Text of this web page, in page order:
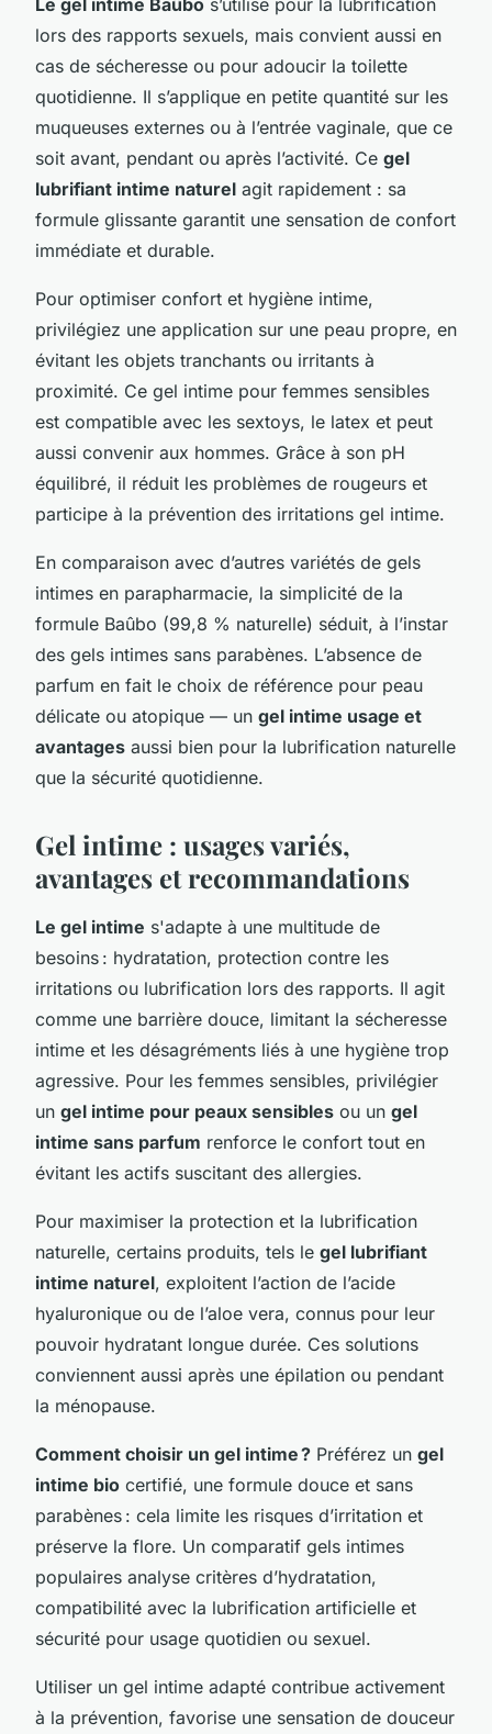
lors des rapports sexuels, mais convient aussi en
cas de sécheresse ou pour adoucir la toilette
quotidienne. Il s’applique en petite quantité sur les
muqueuses externes ou à l’entrée vaginale, que ce
soit avant, pendant ou après l’activité. Ce gel
lubrifiant intime naturel agit rapidement : sa
formule glissante garantit une sensation de confort
immédiate et durable.
Pour optimiser confort et hygiène intime,
privilégiez une application sur une peau propre, en
évitant les objets tranchants ou irritants à
proximité. Ce gel intime pour femmes sensibles
est compatible avec les sextoys, le latex et peut
aussi convenir aux hommes. Grâce à son pH
équilibré, il réduit les problèmes de rougeurs et
participe à la prévention des irritations gel intime.
En comparaison avec d’autres variétés de gels
intimes en parapharmacie, la simplicité de la
formule Baûbo (99,8 % naturelle) séduit, à l’instar
des gels intimes sans parabènes. L’absence de
parfum en fait le choix de référence pour peau
délicate ou atopique — un gel intime usage et
avantages aussi bien pour la lubrification naturelle
que la sécurité quotidienne.
Gel intime : usages variés,
avantages et recommandations
Le gel intime s'adapte à une multitude de
besoins : hydratation, protection contre les
irritations ou lubrification lors des rapports. Il agit
comme une barrière douce, limitant la sécheresse
intime et les désagréments liés à une hygiène trop
agressive. Pour les femmes sensibles, privilégier
un gel intime pour peaux sensibles ou un gel
intime sans parfum renforce le confort tout en
évitant les actifs suscitant des allergies.
Pour maximiser la protection et la lubrification
naturelle, certains produits, tels le gel lubrifiant
intime naturel, exploitent l’action de l’acide
hyaluronique ou de l’aloe vera, connus pour leur
pouvoir hydratant longue durée. Ces solutions
conviennent aussi après une épilation ou pendant
la ménopause.
Comment choisir un gel intime ? Préférez un gel
intime bio certifié, une formule douce et sans
parabènes : cela limite les risques d’irritation et
préserve la flore. Un comparatif gels intimes
populaires analyse critères d’hydratation,
compatibilité avec la lubrification artificielle et
sécurité pour usage quotidien ou sexuel.
Utiliser un gel intime adapté contribue activement
à la prévention, favorise une sensation de douceur